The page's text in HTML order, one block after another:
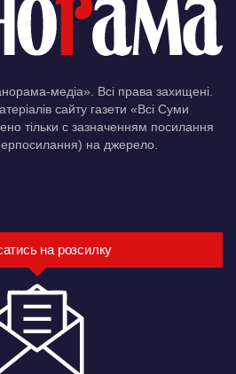
медіа». Всі права захищені.
сайту газети «Всі Суми
тільки c зазначенням посилання
на джерело.
на розсилку